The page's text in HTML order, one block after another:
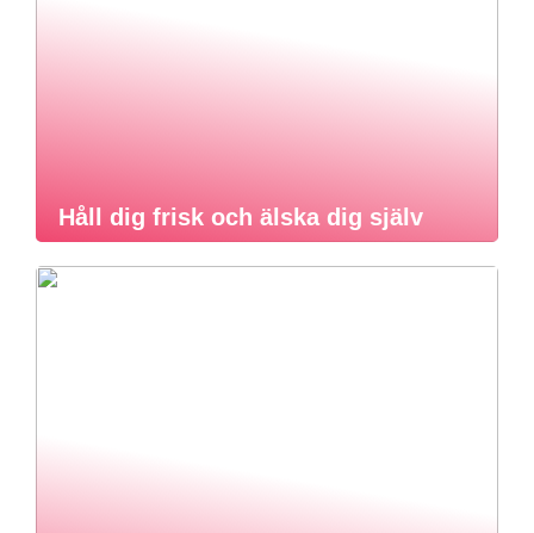
Håll dig frisk och älska dig själv